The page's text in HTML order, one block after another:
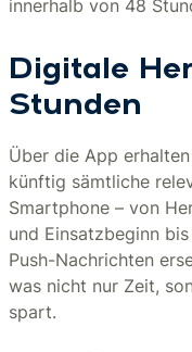
innerhalb von 48
Digitale
Stunden
Über die App
künftig sämtliche
Smartphone – von
und Einsatzbeginn
Push-Nachrichten
was nicht nur Zeit,
spart.